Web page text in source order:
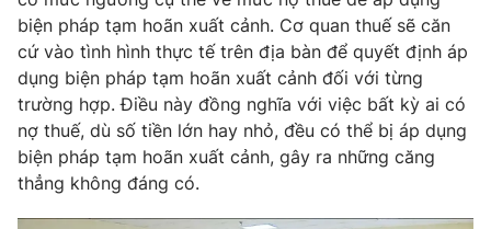
Nhân vật
Khán giả
Giải sao mai
Điện ảnh
Âm nhạc
Sao
Đời sống
Du lịch
Làm đẹp
Chất lượng cuộc sống
Giáo dục
Tuyển sinh
Học trực tuyến
Công nghệ
Hitech Công nghệ tương lai
Giao lưu trực tuyến
biện pháp tạm hoãn xuất cảnh. Cơ quan thuế sẽ căn
cứ vào tình hình thực tế trên địa bàn để quyết định áp
dụng biện pháp tạm hoãn xuất cảnh đối với từng
trường hợp. Điều này đồng nghĩa với việc bất kỳ ai có
nợ thuế, dù số tiền lớn hay nhỏ, đều có thể bị áp dụng
biện pháp tạm hoãn xuất cảnh, gây ra những căng
thẳng không đáng có.